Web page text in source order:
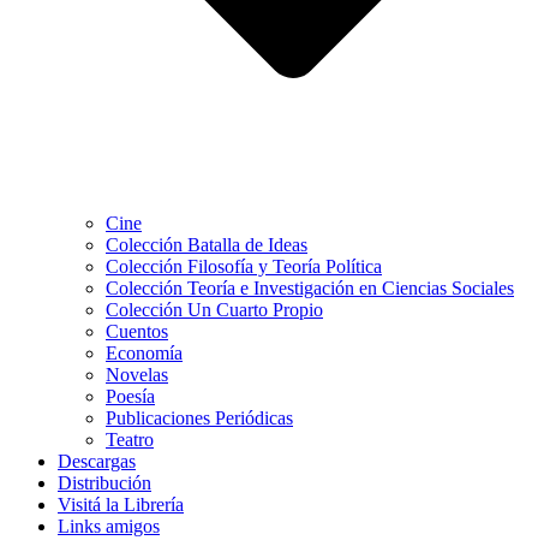
Cine
Colección Batalla de Ideas
Colección Filosofía y Teoría Política
Colección Teoría e Investigación en Ciencias Sociales
Colección Un Cuarto Propio
Cuentos
Economía
Novelas
Poesía
Publicaciones Periódicas
Teatro
Descargas
Distribución
Visitá la Librería
Links amigos